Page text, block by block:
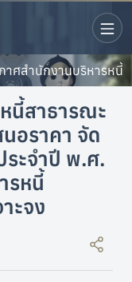
าศสำนักงานบริหารหนี้
นี้สาธารณะ
นอราคา จัด
ระจำปี พ.ศ.
รหนี้
ะจง